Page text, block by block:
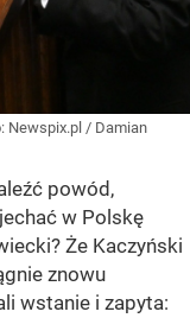
Newspix.pl / Damian
powód,
w Polskę
Że Kaczyński
znowu
wstanie i zapyta: